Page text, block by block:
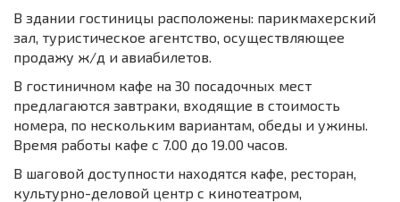
В здании гостиницы расположены: парикмахерский
зал, туристическое агентство, осуществляющее
продажу ж/д и авиабилетов.
В гостиничном кафе на 30 посадочных мест
предлагаются завтраки, входящие в стоимость
номера, по нескольким вариантам, обеды и ужины.
Время работы кафе с 7.00 до 19.00 часов.
В шаговой доступности находятся кафе, ресторан,
культурно-деловой центр с кинотеатром,